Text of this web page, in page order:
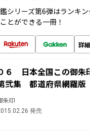
シリーズ第6弾はランキ
とができる一冊！
詳
６ 日本全国この御朱
弐集 都道府県網羅版
朱印
発売